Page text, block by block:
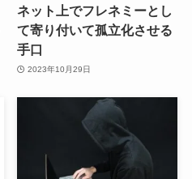
ネット上でフレネミーとし
て寄り付いて孤立化させる
手口
2023年10月29日